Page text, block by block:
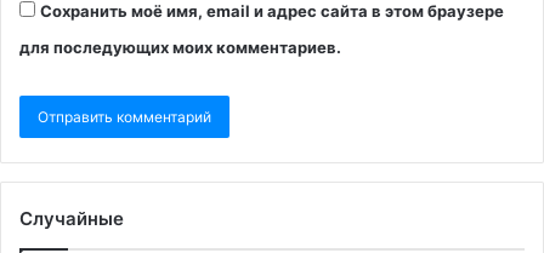
Сохранить моё имя, email и адрес сайта в этом браузере
для последующих моих комментариев.
Случайные